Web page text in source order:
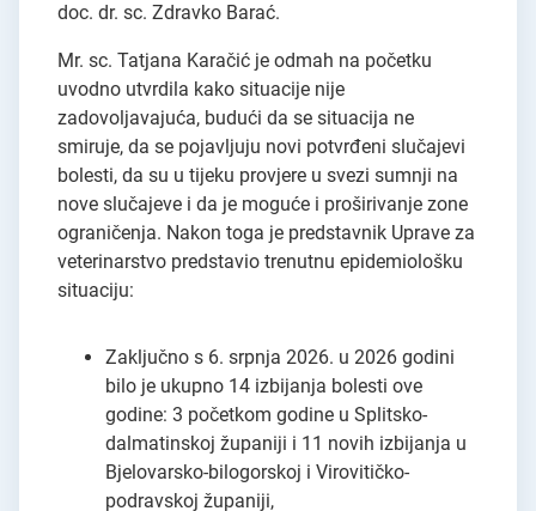
doc. dr. sc. Zdravko Barać.
Mr. sc. Tatjana Karačić je odmah na početku
uvodno utvrdila kako situacije nije
zadovoljavajuća, budući da se situacija ne
smiruje, da se pojavljuju novi potvrđeni slučajevi
bolesti, da su u tijeku provjere u svezi sumnji na
nove slučajeve i da je moguće i proširivanje zone
ograničenja. Nakon toga je predstavnik Uprave za
veterinarstvo predstavio trenutnu epidemiološku
situaciju:
Zaključno s 6. srpnja 2026. u 2026 godini
bilo je ukupno 14 izbijanja bolesti ove
godine: 3 početkom godine u Splitsko-
dalmatinskoj županiji i 11 novih izbijanja u
Bjelovarsko-bilogorskoj i Virovitičko-
podravskoj županiji,